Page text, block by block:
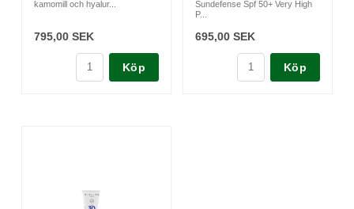
kamomill och hyalur...
795,00 SEK
Köp
Sundefense Spf 50+ Very High
P...
695,00 SEK
Köp